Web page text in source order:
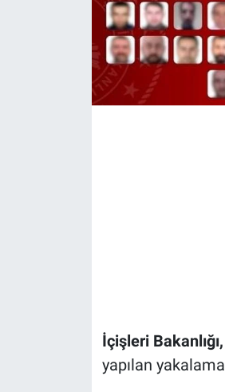
İçişleri Bakanlığı,
yapılan